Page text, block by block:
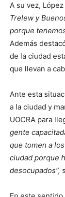
A su vez,
Trelew y
porque
Además
de la ciudad
que llevan a
Ante esta
a la ciudad y
UOCRA para
gente
que tomen a
ciudad porque
desocupados”,